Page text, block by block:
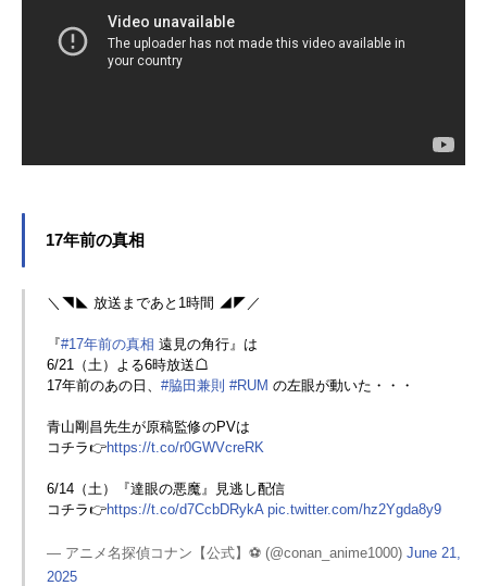
17年前の真相
＼◥◣ 放送まであと1時間 ◢◤／
『#17年前の真相 遠見の角行』は
6/21（土）よる6時放送☖
17年前のあの日、 #脇田兼則 #RUM の左眼が動いた・・・
青山剛昌先生が原稿監修のPVは
コチラ👉https://t.co/r0GWVcreRK
6/14（土）『達眼の悪魔』見逃し配信
コチラ👉https://t.co/d7CcbDRykA pic.twitter.com/hz2Ygda8y9
— アニメ名探偵コナン【公式】⚽️ (@conan_anime1000) June 21,
2025